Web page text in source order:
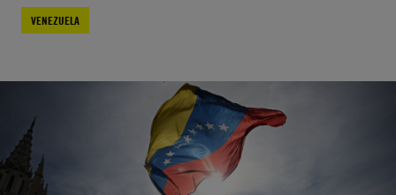
VENEZUELA